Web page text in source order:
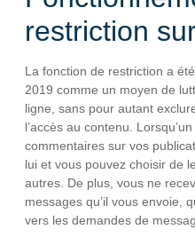
restriction
La fonction de restriction a
2019 comme un moyen de
ligne, sans pour autant
l’accès au contenu.
commentaires sur vos
lui et vous pouvez choisir de
autres. De plus, vous ne
messages qu’il vous envoie,
vers les demandes de